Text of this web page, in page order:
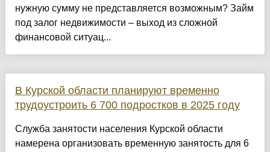
нужную сумму не представляется возможным? Займ
под залог недвижимости – выход из сложной
финансовой ситуац...
В Курской области планируют временно
трудоустроить 6 700 подростков в 2025 году
Служба занятости населения Курской области
намерена организовать временную занятость для 6